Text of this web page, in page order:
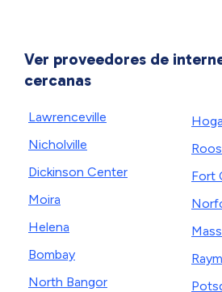
Ver proveedores de
cercanas
Lawrenceville
Nicholville
Dickinson Center
Moira
Helena
Bombay
North Bangor
Fort